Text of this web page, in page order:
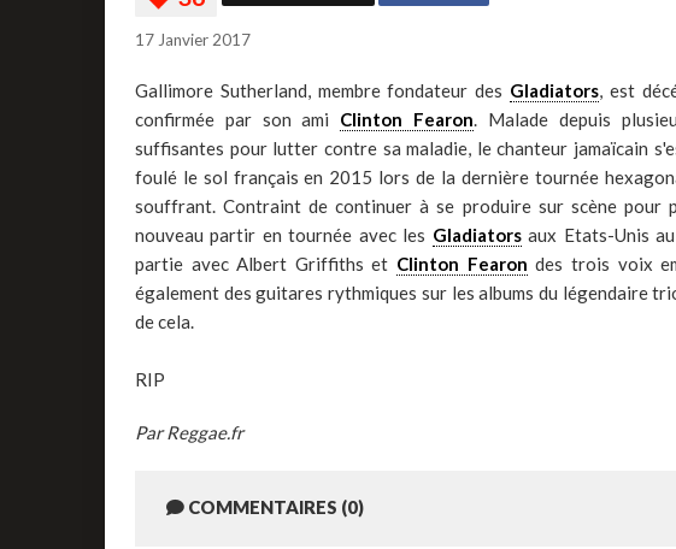
17 Janvier 2017
Gallimore Sutherland, membre fondateur des Gladiators, est
confirmée par son ami Clinton Fearon. Malade depuis
suffisantes pour lutter contre sa maladie, le chanteur jamaïcain
foulé le sol français en 2015 lors de la dernière tournée
souffrant. Contraint de continuer à se produire sur scène pour
nouveau partir en tournée avec les Gladiatorsaux Etats-Unis
partie avec Albert Griffiths et Clinton Fearon des trois voix
également des guitares rythmiques sur les albums du légendaire
de cela.
RIP
Par Reggae.fr
COMMENTAIRES (0)